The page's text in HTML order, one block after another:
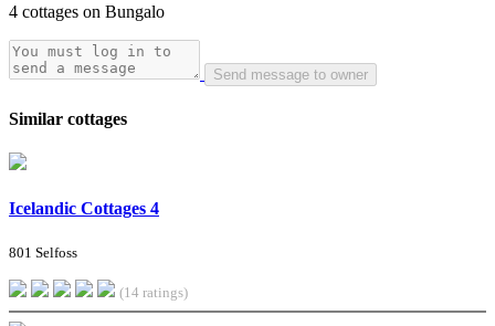
4 cottages on Bungalo
Send message to owner
Similar cottages
Icelandic Cottages 4
801 Selfoss
(14 ratings)